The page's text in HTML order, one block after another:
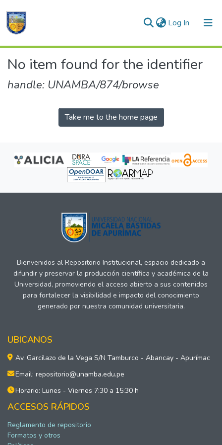
Log In (current)
Communities & Collections
No item found for the identifier
handle: UNAMBA/874/browse
Take me to the home page
Bienvenidos al Repositorio Institucional, espacio dedicado a
difundir y preservar la producción científica y académica de la
Universidad, promoviendo el acceso abierto a sus contenidos
para fortalecer la visibilidad e impacto del conocimiento
generado por nuestra comunidad universitaria.
UBICANOS
Av. Garcilazo de la Vega S/N Tamburco - Abancay - Apurímac
Email: repositorio@unamba.edu.pe
Horario: Lunes - Viernes 7:30 a 15:30 h
ACCESOS RÁPIDOS
Reglamento de repositorio
Formatos y otros